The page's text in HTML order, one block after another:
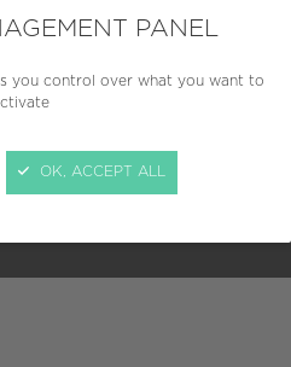
PANEL
you control over what you want to
OK, ACCEPT ALL
1994
249 salariés)
AU CREPI